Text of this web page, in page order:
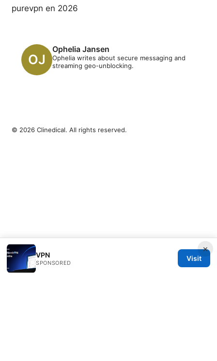
purevpn en 2026
Ophelia Jansen
Ophelia writes about secure messaging and
streaming geo-unblocking.
×
VPN
SPONSORED
Visit
© 2026 Clinedical. All rights reserved.